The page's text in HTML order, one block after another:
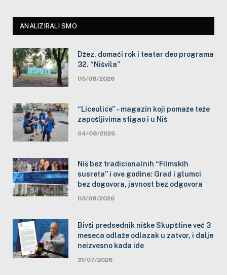
ANALIZIRALI SMO
Džez, domaći rok i teatar deo programa
32. “Nišvila”
05/08/2026
“Liceulice” – magazin koji pomaže teže
zapošljivima stigao i u Niš
04/08/2026
Niš bez tradicionalnih “Filmskih
susreta” i ove godine: Grad i glumci
bez dogovora, javnost bez odgovora
03/08/2026
Bivši predsednik niške Skupštine već 3
meseca odlaže odlazak u zatvor, i dalje
neizvesno kada ide
31/07/2026